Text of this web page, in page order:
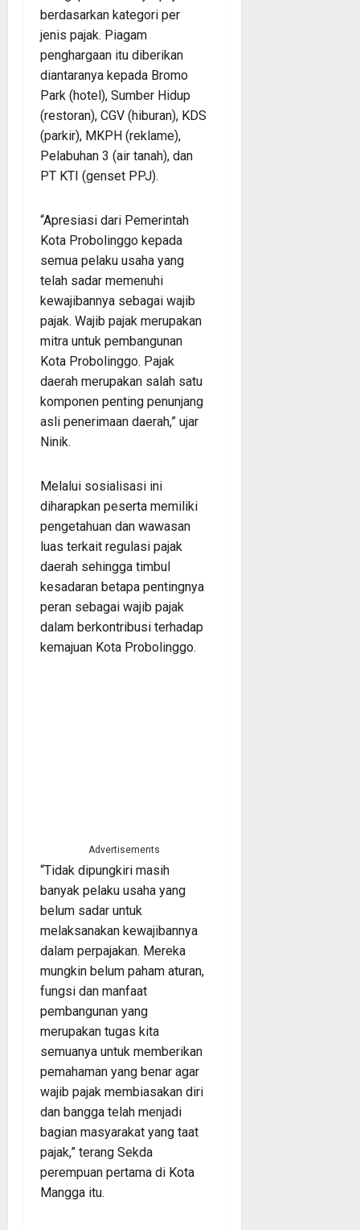
berdasarkan kategori per
jenis pajak. Piagam
penghargaan itu diberikan
diantaranya kepada Bromo
Park (hotel), Sumber Hidup
(restoran), CGV (hiburan), KDS
(parkir), MKPH (reklame),
Pelabuhan 3 (air tanah), dan
PT KTI (genset PPJ).
“Apresiasi dari Pemerintah
Kota Probolinggo kepada
semua pelaku usaha yang
telah sadar memenuhi
kewajibannya sebagai wajib
pajak. Wajib pajak merupakan
mitra untuk pembangunan
Kota Probolinggo. Pajak
daerah merupakan salah satu
komponen penting penunjang
asli penerimaan daerah,” ujar
Ninik.
Melalui sosialisasi ini
diharapkan peserta memiliki
pengetahuan dan wawasan
luas terkait regulasi pajak
daerah sehingga timbul
kesadaran betapa pentingnya
peran sebagai wajib pajak
dalam berkontribusi terhadap
kemajuan Kota Probolinggo.
Advertisements
“Tidak dipungkiri masih
banyak pelaku usaha yang
belum sadar untuk
melaksanakan kewajibannya
dalam perpajakan. Mereka
mungkin belum paham aturan,
fungsi dan manfaat
pembangunan yang
merupakan tugas kita
semuanya untuk memberikan
pemahaman yang benar agar
wajib pajak membiasakan diri
dan bangga telah menjadi
bagian masyarakat yang taat
pajak,” terang Sekda
perempuan pertama di Kota
Mangga itu.